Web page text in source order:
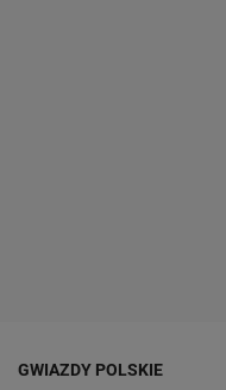
GWIAZDY POLSKIE